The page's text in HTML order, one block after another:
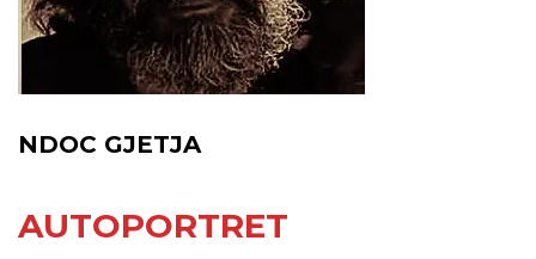
NDOC GJETJA
AUTOPORTRET